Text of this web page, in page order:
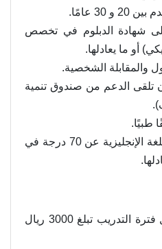
30 عامًا.
شهادة الدبلوم في تخصص
أو ما يعادلها.
والمقابلة الشخصية.
تلقى الدعم من صندوق تنمية
طبيًا.
- أن لا يقل مستوى اللغة الإنجليزية عن 70 درجة في
- مكافأة شهرية خلال فترة التدريب تبلغ 3000 ريال